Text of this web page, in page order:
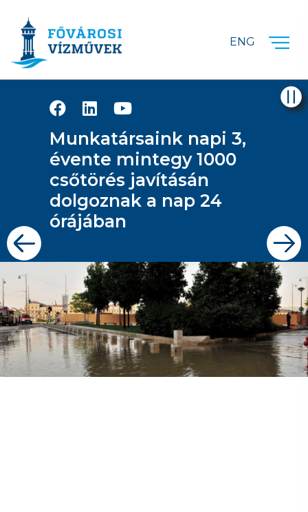
ENG
Munkatársaink napi 3,
évente mintegy 1000
csőtörés javításán
dolgoznak a nap 24
órájában